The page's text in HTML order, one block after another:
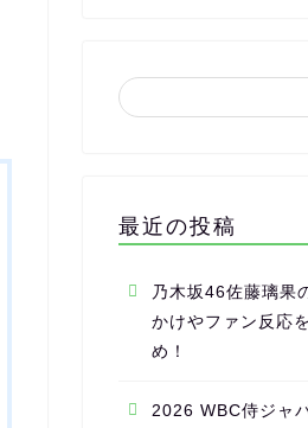
最近の投稿
乃木坂46佐藤璃果
かけやファン反応
め！
2026 WBC侍ジャ